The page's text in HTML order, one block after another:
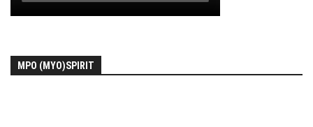
MPO (MYO)SPIRIT